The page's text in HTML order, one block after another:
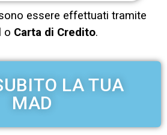
essere effettuati tramite
o Carta di Credito.
LA TUA
MAD